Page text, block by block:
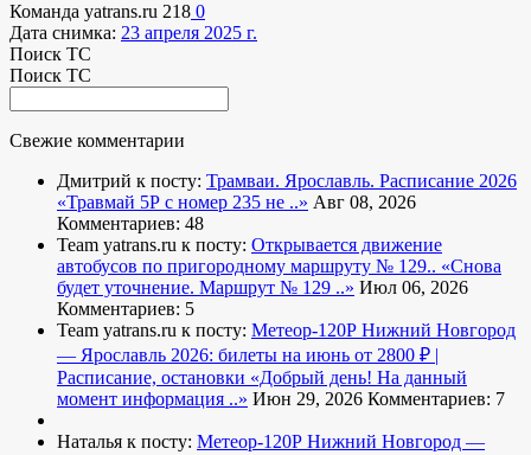
Команда yatrans.ru 218 0
Дата снимка: 23 апреля 2025 г.
Поиск ТС
Поиск ТС
Свежие комментарии
Дмитрий к посту: Трамваи. Ярославль. Расписание 2026
«Травмай 5Р с номер 235 не ..» Авг 08, 2026
Комментариев: 48
Team yatrans.ru к посту: Открывается движение
автобусов по пригородному маршруту № 129.. «Снова
будет уточнение. Маршрут № 129 ..» Июл 06, 2026
Комментариев: 5
Team yatrans.ru к посту: Метеор-120Р Нижний Новгород
— Ярославль 2026: билеты на июнь от 2800 ₽ |
Расписание, остановки «Добрый день! На данный
момент информация ..» Июн 29, 2026 Комментариев: 7
Наталья к посту: Метеор-120Р Нижний Новгород —